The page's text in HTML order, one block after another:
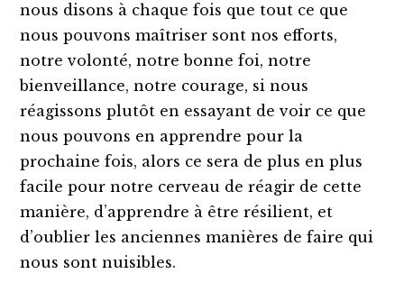
nous disons à chaque fois que tout ce que
nous pouvons maîtriser sont nos efforts,
notre volonté, notre bonne foi, notre
bienveillance, notre courage, si nous
réagissons plutôt en essayant de voir ce que
nous pouvons en apprendre pour la
prochaine fois, alors ce sera de plus en plus
facile pour notre cerveau de réagir de cette
manière, d’apprendre à être résilient, et
d’oublier les anciennes manières de faire qui
nous sont nuisibles.